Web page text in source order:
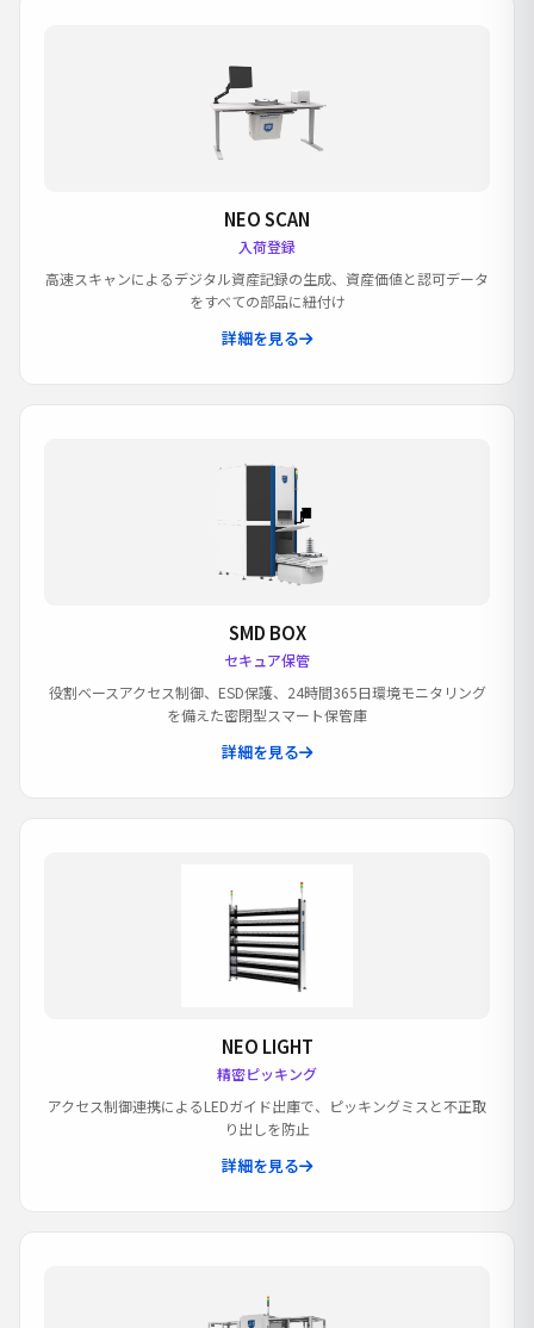
NEO SCAN
入荷登録
高速スキャンによるデジタル資産記録の生成、資産価値と認可データ
をすべての部品に紐付け
詳細を見る
SMD BOX
セキュア保管
役割ベースアクセス制御、ESD保護、24時間365日環境モニタリング
を備えた密閉型スマート保管庫
詳細を見る
NEO LIGHT
精密ピッキング
アクセス制御連携によるLEDガイド出庫で、ピッキングミスと不正取
り出しを防止
詳細を見る